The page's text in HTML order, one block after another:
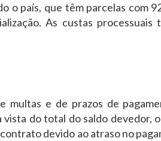
o país, que têm parcelas com
As custas
multas e de prazos de
vista do total do saldo devedor,
devido ao atraso no